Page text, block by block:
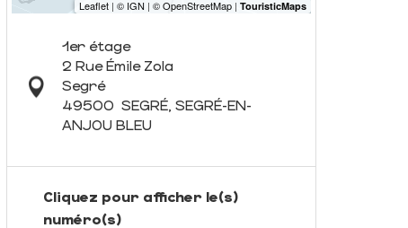
1er étage
2 Rue Émile Zola
Segré
49500 SEGRÉ, SEGRÉ-EN-
ANJOU BLEU
Cliquez pour afficher le(s)
numéro(s)